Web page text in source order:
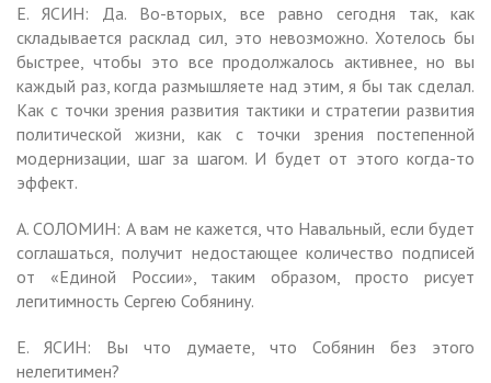
Е. ЯСИН: Да. Во-вторых, все равно сегодня так, как
складывается расклад сил, это невозможно. Хотелось бы
быстрее, чтобы это все продолжалось активнее, но вы
каждый раз, когда размышляете над этим, я бы так сделал.
Как с точки зрения развития тактики и стратегии развития
политической жизни, как с точки зрения постепенной
модернизации, шаг за шагом. И будет от этого когда-то
эффект.
А. СОЛОМИН: А вам не кажется, что Навальный, если будет
соглашаться, получит недостающее количество подписей
от «Единой России», таким образом, просто рисует
легитимность Сергею Собянину.
Е. ЯСИН: Вы что думаете, что Собянин без этого
нелегитимен?